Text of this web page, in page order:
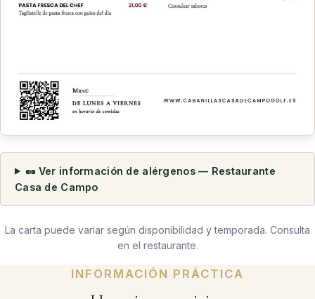
🥜 Ver información de alérgenos — Restaurante
Casa de Campo
La carta puede variar según disponibilidad y temporada. Consulta
en el restaurante.
INFORMACIÓN PRÁCTICA